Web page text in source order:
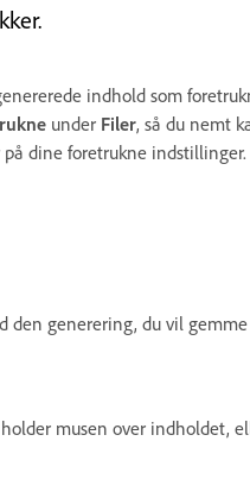
indhold som f
under Filer, så du nemt
dine foretrukne indstillinger.
den generering, du vil
holder musen over indholdet,